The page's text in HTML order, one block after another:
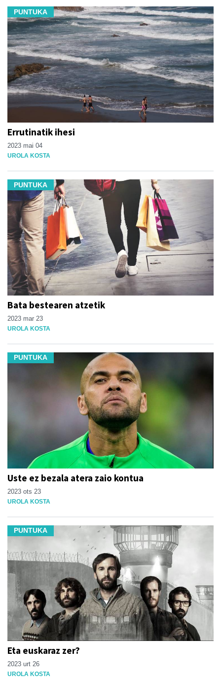
PUNTUKA
Errutinatik ihesi
2023 mai 04
UROLA KOSTA
PUNTUKA
Bata bestearen atzetik
2023 mar 23
UROLA KOSTA
PUNTUKA
Uste ez bezala atera zaio kontua
2023 ots 23
UROLA KOSTA
PUNTUKA
Eta euskaraz zer?
2023 urt 26
UROLA KOSTA